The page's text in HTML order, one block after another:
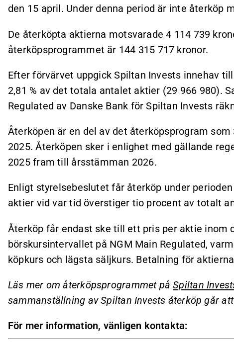
den 15 april. Under denna period är inte återköp
De återköpta aktierna motsvarade 4 114 739
återköpsprogrammet är 144 315 717 kronor.
Efter förvärvet uppgick Spiltan Invests innehav
2,81 % av det totala antalet aktier (29 966 980).
Regulated av Danske Bank för Spiltan Invests
Återköpen är en del av det återköpsprogram
2025. Återköpen sker i enlighet med gällande
2025 fram till årsstämman 2026.
Enligt styrelsebeslutet får återköp under
aktier vid var tid överstiger tio procent av totalt
Återköp får endast ske till ett pris per aktie inom
börskursintervallet på NGM Main Regulated,
köpkurs och lägsta säljkurs. Betalning för
Läs mer om återköpsprogrammet påSpiltan
sammanställning av Spiltan Invests återköp går
För mer information, vänligen kontakta: